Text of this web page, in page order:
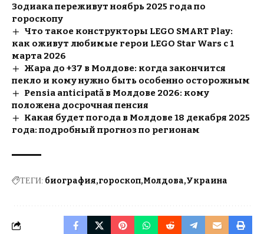
Зодиака переживут ноябрь 2025 года по
гороскопу
Что такое конструкторы LEGO SMART Play:
как оживут любимые герои LEGO Star Wars с 1
марта 2026
Жара до +37 в Молдове: когда закончится
пекло и кому нужно быть особенно осторожным
Pensia anticipată в Молдове 2026: кому
положена досрочная пенсия
Какая будет погода в Молдове 18 декабря 2025
года: подробный прогноз по регионам
ТЕГИ: биография гороскоп Молдова Украина